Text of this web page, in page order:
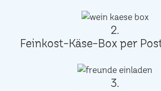
2.
Feinkost-Käse-Box per
3.